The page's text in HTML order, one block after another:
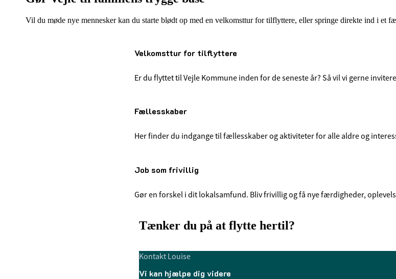
Vil du møde nye mennesker kan du starte blødt op med en velkomsttur for tilflyttere, eller springe direkte ind i et
Velkomsttur for tilflyttere
Er du flyttet til Vejle Kommune inden for de seneste år? Så vil vi gerne
Fællesskaber
Her finder du indgange til fællesskaber og aktiviteter for alle aldre og
Job som frivillig
Gør en forskel i dit lokalsamfund. Bliv frivillig og få nye færdigheder,
Tænker du på at flytte hertil?
Kontakt Louise
Vi kan hjælpe dig videre